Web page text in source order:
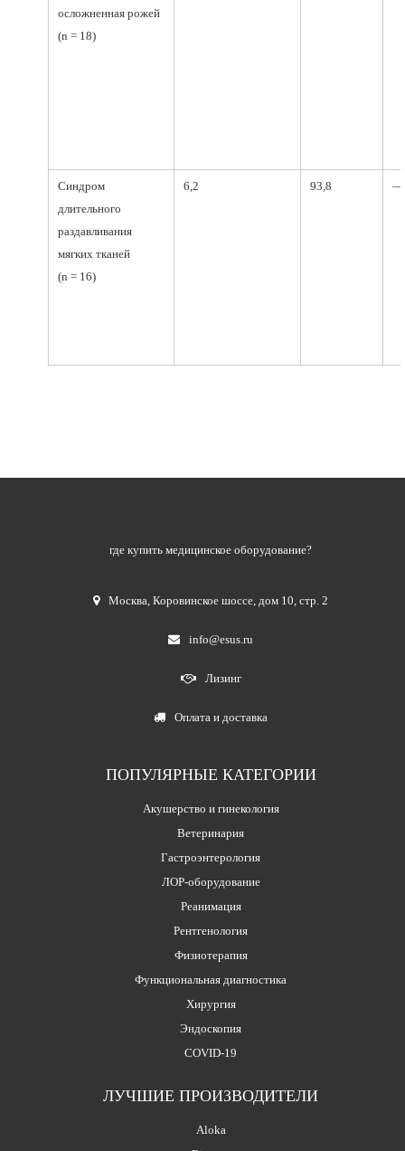
осложненная рожей
(n = 18)
Синдром
длительного
раздавливания
мягких тканей
(n = 16)
6,2 93,8 —
где купить медицинское оборудование?
Москва,Коровинское шоссе, дом 10, стр. 2
info@esus.ru
Лизинг
Оплата и доставка
ПОПУЛЯРНЫЕ КАТЕГОРИИ
Акушерство и гинекология
Ветеринария
Гастроэнтерология
ЛОР-оборудование
Реанимация
Рентгенология
Физиотерапия
Функциональная диагностика
Хирургия
Эндоскопия
COVID-19
ЛУЧШИЕ ПРОИЗВОДИТЕЛИ
Aloka